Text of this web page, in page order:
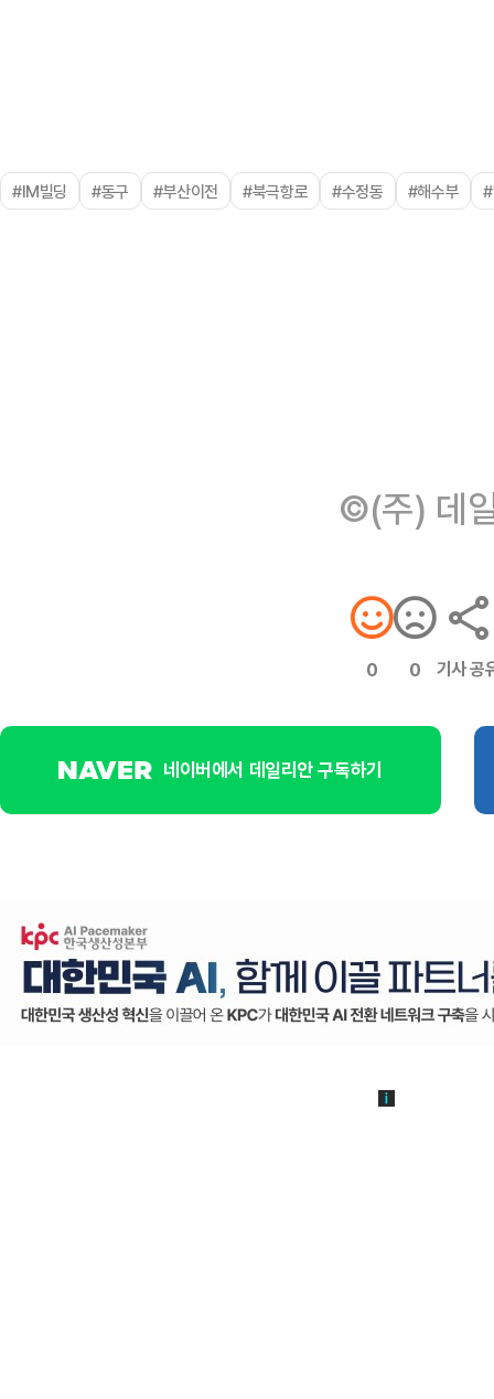
#IM빌딩 #동구 #부산이전 #북극항로 #수정동 #해수부
©(주) 데
0 0 기사 공
네이버에서 데일리안 구독하기